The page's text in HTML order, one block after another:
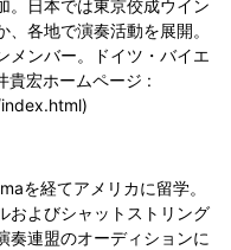
。日本では東京佼成ウイン
各地で演奏活動を展開。
メンバー。ドイツ・バイエ
貴宏ホームページ :
を経てアメリカに留学。
およびシャットストリング
奏連盟のオーディションに